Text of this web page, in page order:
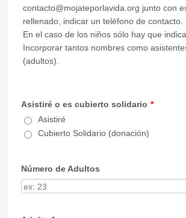
contacto@mojateporlavida.org junto con
rellenado, indicar un teléfono de contacto.
En el caso de los niños sólo hay que
Incorporar tantos nombres como
(adultos).
Asistiré o es cubierto solidario *
Asistiré
Cubierto Solidario (donación)
Número de Adultos